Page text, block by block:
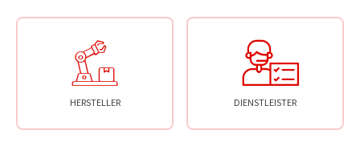
HERSTELLER DIENSTLEISTER